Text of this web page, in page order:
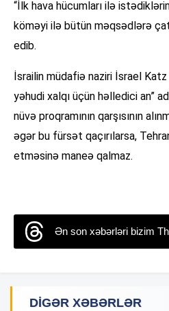
“İlk hava hücumları ilə
köməyi ilə bütün məqsədlərə
edib.
İsrailin müdafiə naziri İsrael
yəhudi xalqı üçün həlledici an”
nüvə proqramının qarşısının
əgər bu fürsət qaçırılarsa,
etməsinə maneə qalmaz.
Ən son xəbərləri bizim
DIGƏR XƏBƏRLƏR